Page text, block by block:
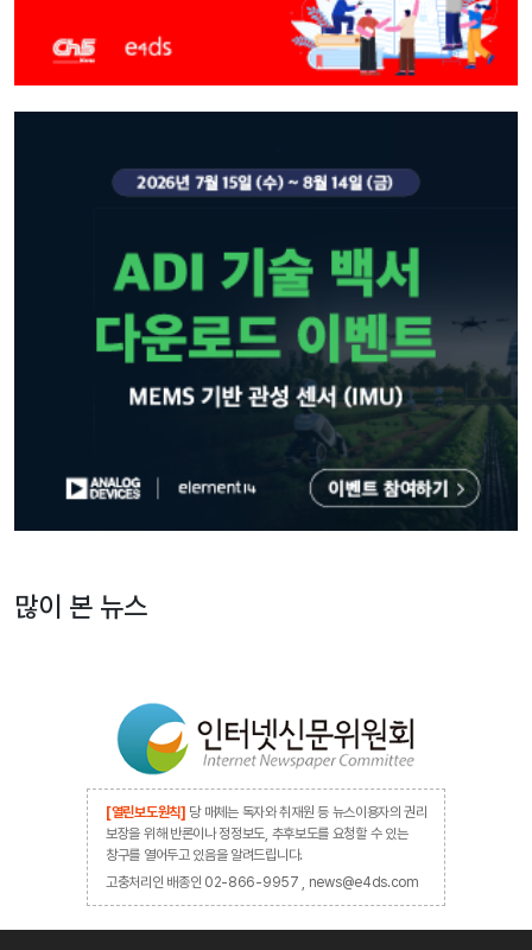
많이 본 뉴스
[열린보도원칙] 당 매체는 독자와 취재원 등 뉴스이용자의 권리
보장을 위해 반론이나 정정보도, 추후보도를 요청할 수 있는
창구를 열어두고 있음을 알려드립니다.
고충처리인 배종인 02-866-9957 , news@e4ds.com